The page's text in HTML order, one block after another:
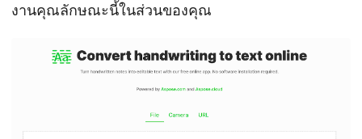
งานคุณลักษณะนี้ในส่วนของคุณ